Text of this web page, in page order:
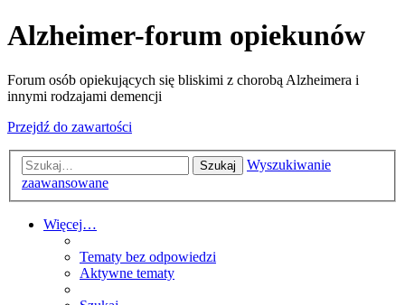
Alzheimer-forum opiekunów
Forum osób opiekujących się bliskimi z chorobą Alzheimera i
innymi rodzajami demencji
Przejdź do zawartości
Szukaj
Wyszukiwanie
zaawansowane
Więcej…
Tematy bez odpowiedzi
Aktywne tematy